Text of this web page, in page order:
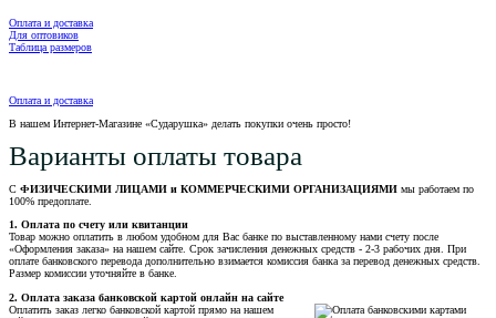
Оплата и доставка
Для оптовиков
Таблица размеров
Оплата и доставка
В нашем Интернет-Магазине «Сударушка» делать покупки очень просто!
Варианты оплаты товара
С ФИЗИЧЕСКИМИ ЛИЦАМИ и КОММЕРЧЕСКИМИ ОРГАНИЗАЦИЯМИ мы работаем по
100% предоплате.
1. Оплата по счету или квитанции
Товар можно оплатить в любом удобном для Вас банке по выставленному нами счету после
«Оформления заказа» на нашем сайте. Срок зачисления денежных средств - 2-3 рабочих дня. При
оплате банковского перевода дополнительно взимается комиссия банка за перевод денежных средств.
Размер комиссии уточняйте в банке.
2. Оплата заказа банковской картой онлайн на сайте
Оплатить заказ легко банковской картой прямо на нашем